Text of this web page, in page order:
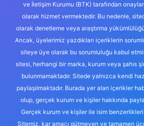
ve İletişim Kurumu (BTK) tarafından
olarak hizmet vermektedir. Bu nedenle,
olarak denetleme veya araştırma
Ancak, üyelerimiz yazdıkları içeriklerin
siteye üye olarak bu sorumluluğu kabul
sitesi, herhangi bir marka, kurum veya şahıs
bulunmamaktadır. Sitede yalnızca kendi
paylaşılmaktadır. Burada yer alan içerikler
olup, gerçek kurum ve kişiler hakkında
Gerçek kurum ve kişiler ile isim
Sitemiz, kar amacı gütmeyen ve tamamen